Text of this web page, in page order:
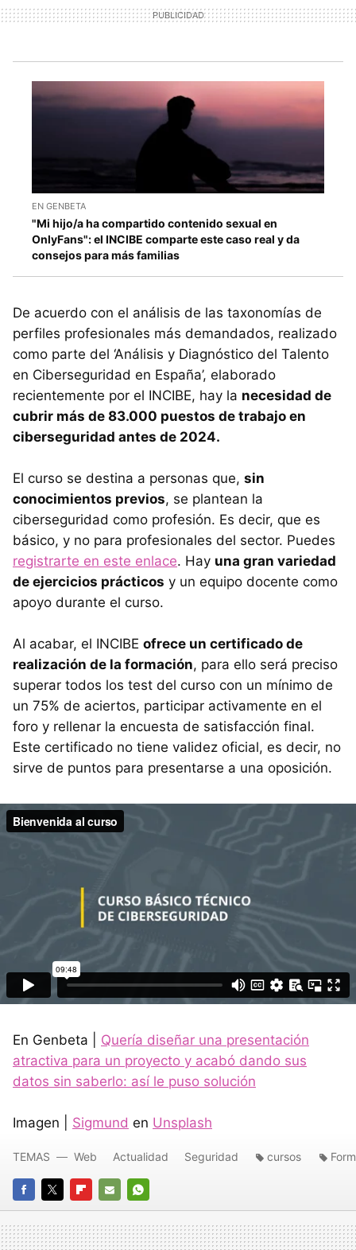
EN GENBETA
"Mi hijo/a ha compartido contenido sexual en
OnlyFans": el INCIBE comparte este caso real y da
consejos para más familias
De acuerdo con el análisis de las taxonomías de
perfiles profesionales más demandados, realizado
como parte del ‘Análisis y Diagnóstico del Talento
en Ciberseguridad en España’, elaborado
recientemente por el INCIBE, hay la necesidad de
cubrir más de 83.000 puestos de trabajo en
ciberseguridad antes de 2024.
El curso se destina a personas que, sin
conocimientos previos, se plantean la
ciberseguridad como profesión. Es decir, que es
básico, y no para profesionales del sector. Puedes
registrarte en este enlace. Hay una gran variedad
de ejercicios prácticos y un equipo docente como
apoyo durante el curso.
Al acabar, el INCIBE ofrece un certificado de
realización de la formación, para ello será preciso
superar todos los test del curso con un mínimo de
un 75% de aciertos, participar activamente en el
foro y rellenar la encuesta de satisfacción final.
Este certificado no tiene validez oficial, es decir, no
sirve de puntos para presentarse a una oposición.
En Genbeta | Quería diseñar una presentación
atractiva para un proyecto y acabó dando sus
datos sin saberlo: así le puso solución
Imagen | Sigmund en Unsplash
FACEBOOK
TWITTERFLIPBOARD
E-
MAIL
WHATSAPP
TEMAS Web Actualidad Seguridad cursos